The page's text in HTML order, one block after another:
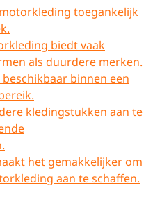
toegankelijk
biedt vaak
als duurdere merken.
binnen een
kledingstukken aan te
het gemakkelijker om
aan te schaffen.